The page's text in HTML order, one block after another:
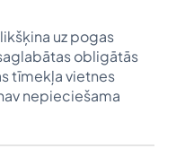
uz pogas
obligātās
tīmekļa vietnes
nepieciešama